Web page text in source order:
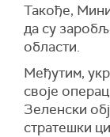
Ујутру 6.
покушале да
Суџанском
(Танјуг)
Такође,
да су
области.
Међутим,
своје
Зеленски
стратешки